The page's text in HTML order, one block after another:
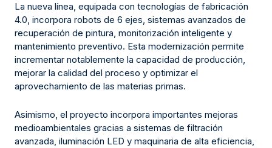
La nueva línea, equipada con tecnologías de fabricación
4.0, incorpora robots de 6 ejes, sistemas avanzados de
recuperación de pintura, monitorización inteligente y
mantenimiento preventivo. Esta modernización permite
incrementar notablemente la capacidad de producción,
mejorar la calidad del proceso y optimizar el
aprovechamiento de las materias primas.
Asimismo, el proyecto incorpora importantes mejoras
medioambientales gracias a sistemas de filtración
avanzada, iluminación LED y maquinaria de alta eficiencia,